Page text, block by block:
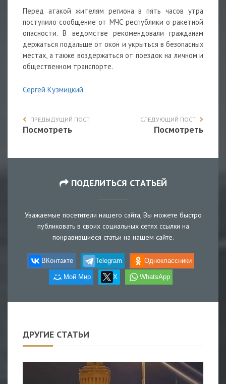
Перед атакой жителям региона в пять часов утра
поступило сообщение от МЧС республики о ракетной
опасности. В ведомстве рекомендовали гражданам
держаться подальше от окон и укрыться в безопасных
местах, а также воздержаться от поездок на личном и
общественном транспорте.
Сергей Кузмицкий
ПРЕДЫДУЩИЙ ПОСТ
Посмотреть
СЛЕДУЮЩИЙ ПОСТ
Посмотреть
ПОДЕЛИТЬСЯ СТАТЬЕЙ
Уважаемые посетители нашего сайта, Вы можете быстро
публиковать в своих социальных сетях ссылки на
понравившиеся статьи на нашем сайте.
ВКонтакте Telegram Одноклассники
Мой Мир X WhatsApp
ДРУГИЕ СТАТЬИ